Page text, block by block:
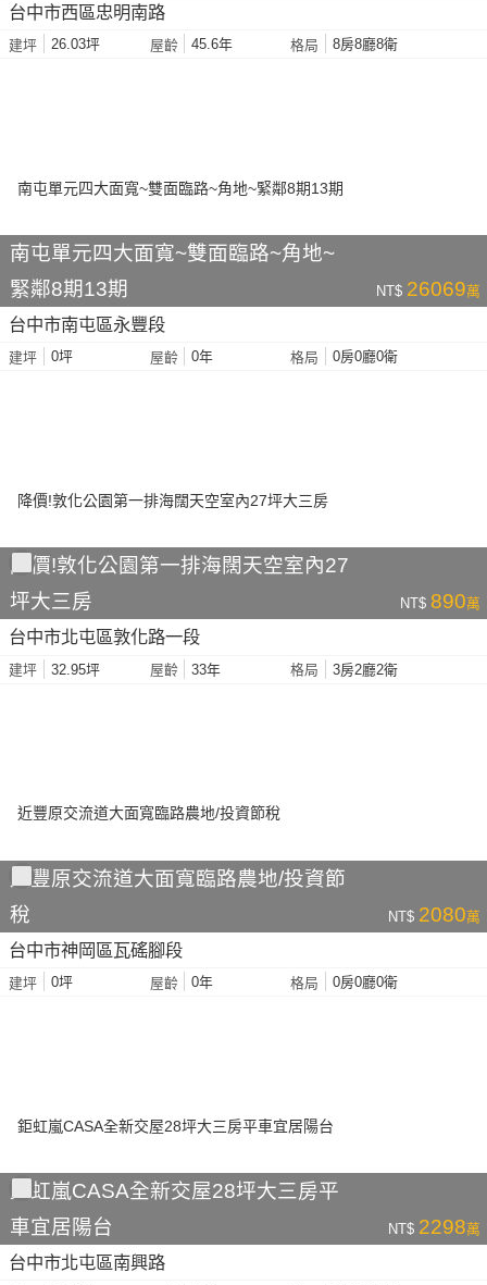
台中市西區忠明南路
建坪 26.03坪 屋齡 45.6年 格局 8房8廳8衛
南屯單元四大面寬~雙面臨路~角地~
緊鄰8期13期
NT$ 26069萬
台中市南屯區永豐段
建坪 0坪 屋齡 0年 格局 0房0廳0衛
降價!敦化公園第一排海闊天空室內27
坪大三房
NT$ 890萬
台中市北屯區敦化路一段
建坪 32.95坪 屋齡 33年 格局 3房2廳2衛
近豐原交流道大面寬臨路農地/投資節
稅
NT$ 2080萬
台中市神岡區瓦磘腳段
建坪 0坪 屋齡 0年 格局 0房0廳0衛
鉅虹嵐CASA全新交屋28坪大三房平
車宜居陽台
NT$ 2298萬
台中市北屯區南興路